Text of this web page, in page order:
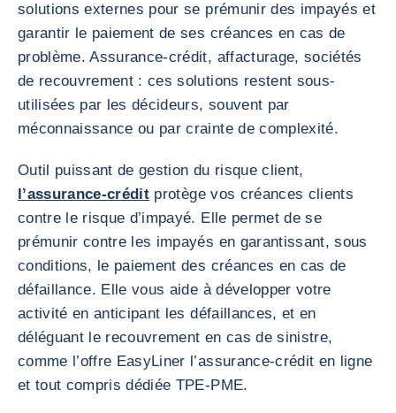
solutions externes pour se prémunir des impayés et
garantir le paiement de ses créances en cas de
problème. Assurance-crédit, affacturage, sociétés
de recouvrement : ces solutions restent sous-
utilisées par les décideurs, souvent par
méconnaissance ou par crainte de complexité.
Outil puissant de gestion du risque client,
l’assurance-crédit protège vos créances clients
contre le risque d’impayé. Elle permet de se
prémunir contre les impayés en garantissant, sous
conditions, le paiement des créances en cas de
défaillance. Elle vous aide à développer votre
activité en anticipant les défaillances, et en
déléguant le recouvrement en cas de sinistre,
comme l’offre EasyLiner l’assurance-crédit en ligne
et tout compris dédiée TPE-PME.